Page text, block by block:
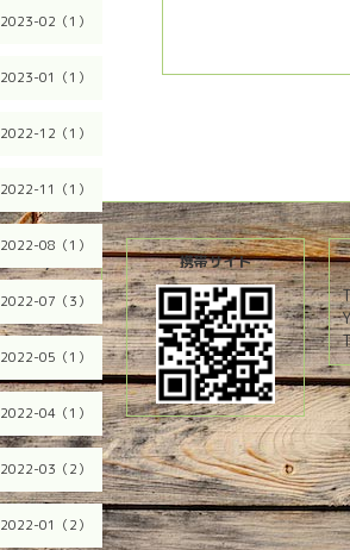
2023-02（1）
2023-01（1）
2022-12（1）
2022-11（1）
2022-08（1）
2022-07（3）
2022-05（1）
2022-04（1）
2022-03（2）
2022-01（2）
携帯サイト